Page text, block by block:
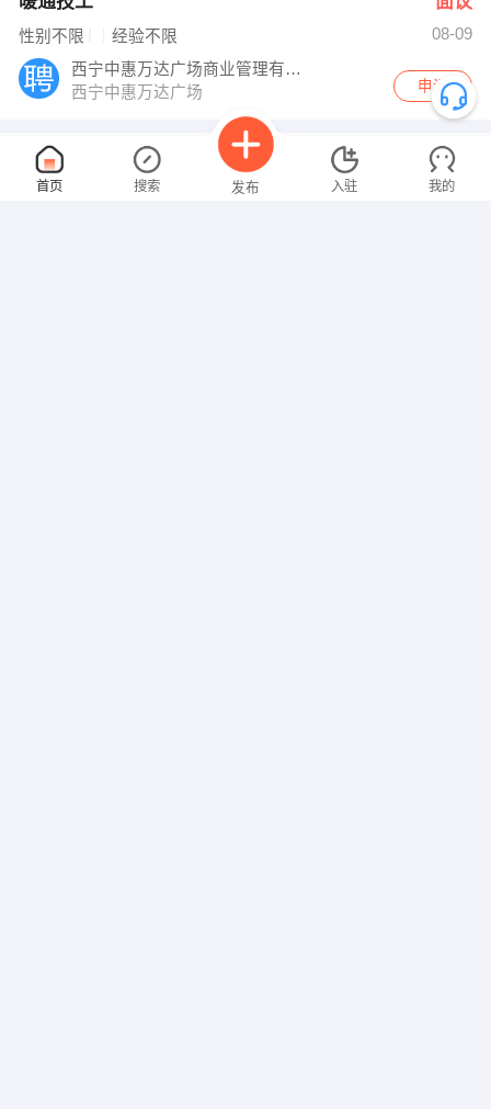
性别不限 经验不限
08-09
西宁中惠万达广场商业管理有限公司
西宁中惠万达广场
申请
工长 面议
首页 搜索 发布 入驻 我的